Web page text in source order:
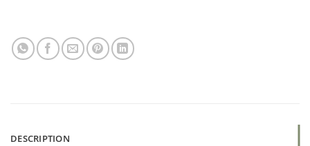
DESCRIPTION